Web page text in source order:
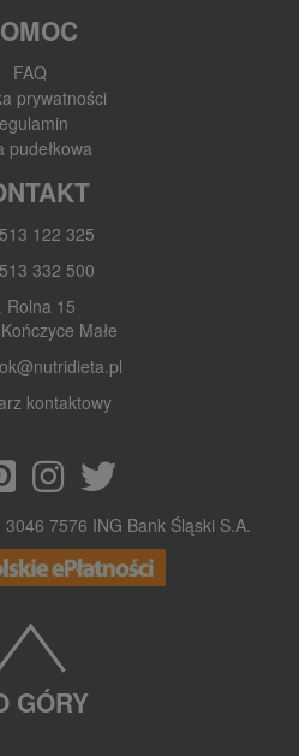
FAQ
prywatności
pudełkowa
122 325
332 500
Rolna 15
Małe
kontaktowy
7576 ING Bank Śląski S.A.
GÓRY